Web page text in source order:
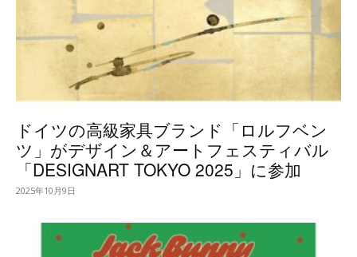
ドイツの高級家具ブランド「ロルフベン
ツ」がデザイン＆アートフェスティバル
「DESIGNART TOKYO 2025」に参加
2025年10月9日